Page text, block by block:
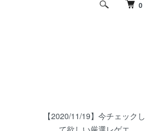
0
【2020/11/19】今チェックし